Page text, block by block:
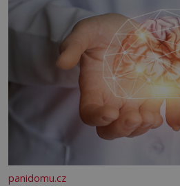
panidomu.cz